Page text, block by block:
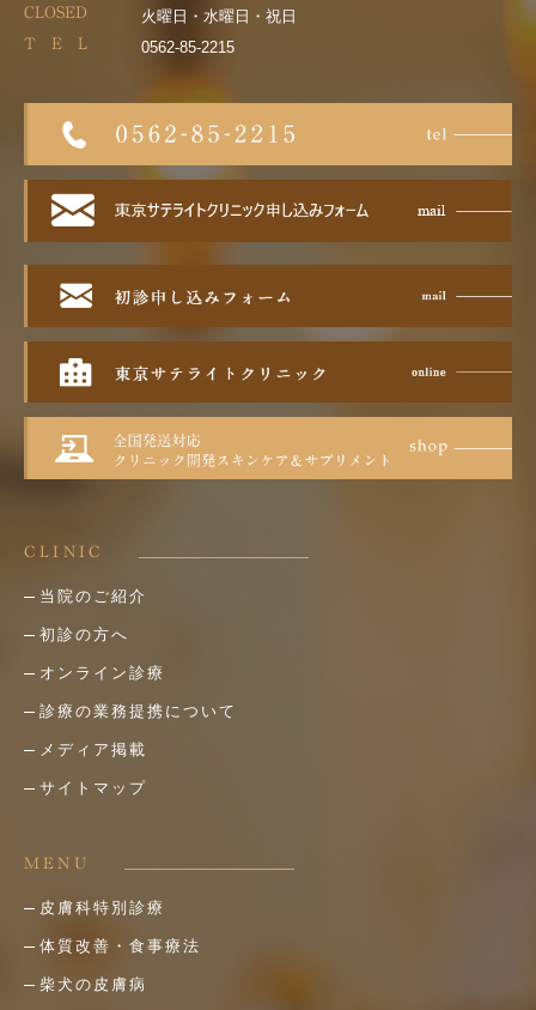
CLOSED 火曜日・水曜日・祝日
T E L 0562-85-2215
CLINIC
当院のご紹介
初診の方へ
オンライン診療
診療の業務提携について
メディア掲載
サイトマップ
MENU
皮膚科特別診療
体質改善・食事療法
柴犬の皮膚病